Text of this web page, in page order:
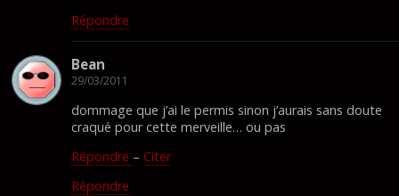
Répondre
Bean
29/03/2011
dommage que j’ai le permis sinon j’aurais sans doute
craqué pour cette merveille… ou pas
Répondre – Citer
Répondre